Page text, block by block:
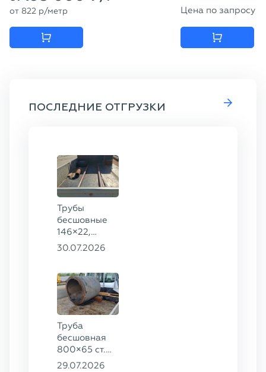
от 822 p/метр Цена по запросу
ПОСЛЕДНИЕ ОТГРУЗКИ
Трубы
бесшовные
146×22,
68×12 ГОСТ
30.07.2026
Труба
бесшовная
800×65 ст.
17ГС
29.07.2026